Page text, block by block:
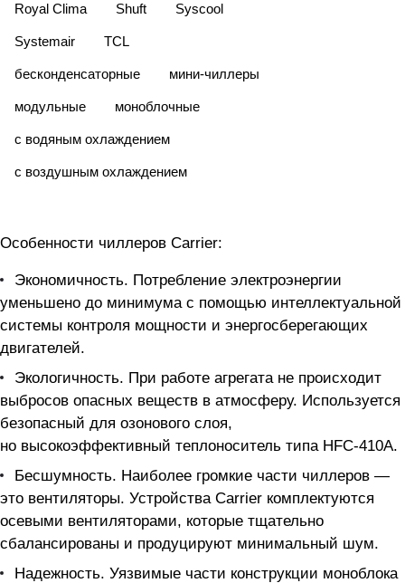
Royal Clima Shuft Syscool
Systemair TCL
бесконденсаторные мини-чиллеры
модульные моноблочные
с водяным охлаждением
с воздушным охлаждением
Особенности чиллеров Carrier:
Экономичность. Потребление электроэнергии
уменьшено до минимума с помощью интеллектуальной
системы контроля мощности и энергосберегающих
двигателей.
Экологичность. При работе агрегата не происходит
выбросов опасных веществ в атмосферу. Используется
безопасный для озонового слоя,
но высокоэффективный теплоноситель типа HFC-410A.
Бесшумность. Наиболее громкие части чиллеров —
это вентиляторы. Устройства Carrier комплектуются
осевыми вентиляторами, которые тщательно
сбалансированы и продуцируют минимальный шум.
Надежность. Уязвимые части конструкции моноблока